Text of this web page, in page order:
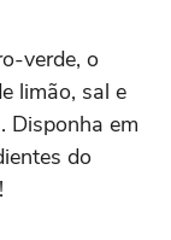
verde, o
limão, sal e
Disponha em
do